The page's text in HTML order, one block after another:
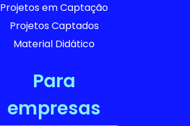
Projetos em Captação
Projetos Captados
Material Didático
Para
empresas